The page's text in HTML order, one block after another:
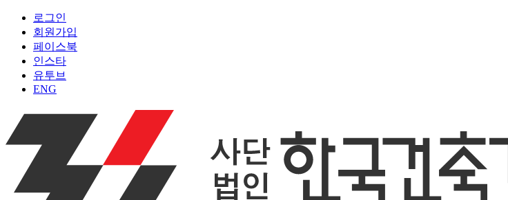
로그인
회원가입
페이스북
인스타
유투브
ENG